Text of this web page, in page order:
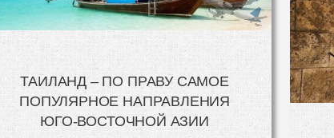
ТАИЛАНД – ПО ПРАВУ САМОЕ
ПОПУЛЯРНОЕ НАПРАВЛЕНИЯ
ЮГО-ВОСТОЧНОЙ АЗИИ